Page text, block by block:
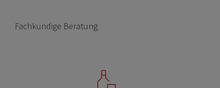
Fachkundige Beratung